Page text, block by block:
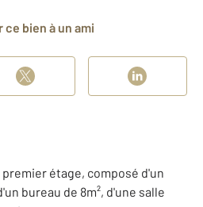
ce bien à un ami
étage, composé d'un
bureau de 8m², d'une salle